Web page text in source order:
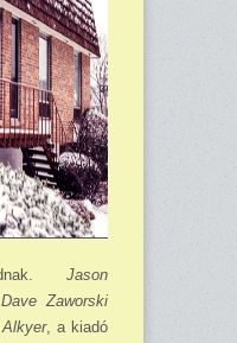
Jason
Dave Zaworski
, a kiadó